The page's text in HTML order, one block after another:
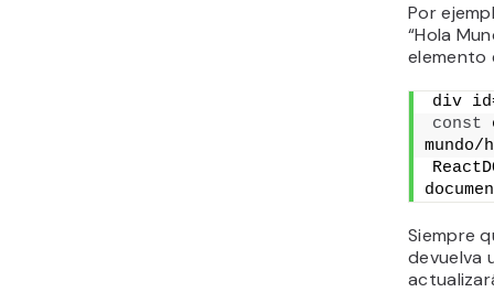
Por
“Hola
elemento
div
const
mundo/
Siempre
devuelva